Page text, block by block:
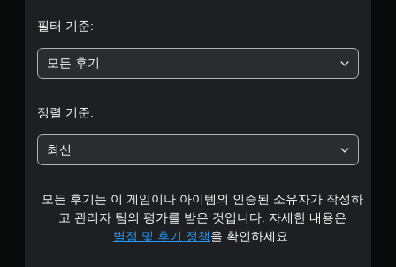
중
평
4
개
별
필터 기준:
모든 후기
정렬 기준:
최신
모든 후기는 이 게임이나 아이템의 인증된 소유자가 작성하
고 관리자 팀의 평가를 받은 것입니다. 자세한 내용은
별점 및 후기 정책을 확인하세요.